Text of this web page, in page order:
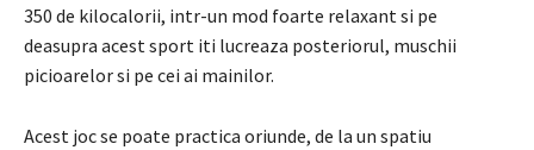
350 de kilocalorii, intr-un mod foarte relaxant si pe
deasupra acest sport iti lucreaza posteriorul, muschii
picioarelor si pe cei ai mainilor.
Acest joc se poate practica oriunde, de la un spatiu